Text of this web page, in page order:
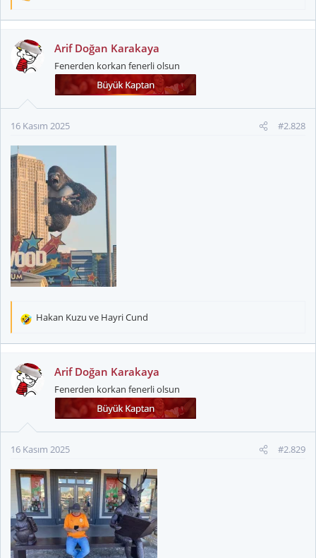
k
i
l
Arif Doğan Karakaya
Fenerden korkan fenerli olsun
16 Kasım 2025 #2.828
T
k
i
l
Hakan Kuzu ve Hayri Cund
Arif Doğan Karakaya
Fenerden korkan fenerli olsun
16 Kasım 2025 #2.829